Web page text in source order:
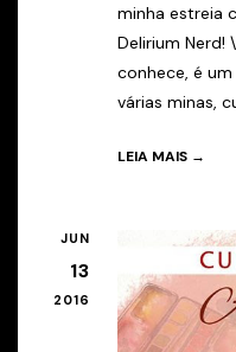
minha estreia
Delirium Nerd!
conhece, é
várias minas,
LEIA MAIS →
JUN
13
2016